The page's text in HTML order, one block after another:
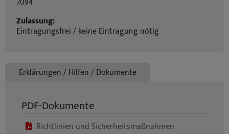
Zulassung:
Eintragungsfrei / keine Eintragung nötig
Erklärungen / Hilfen / Dokumente
PDF-Dokumente
Richtlinien und Sicherheitsmaßnahmen